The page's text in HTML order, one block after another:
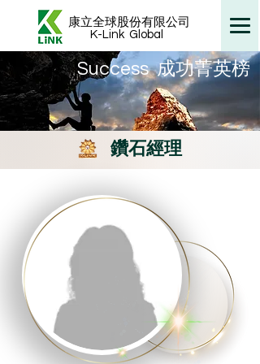
康立全球股份有限公司
K-Link Global
​Success 成功菁英榜
鑽石經理